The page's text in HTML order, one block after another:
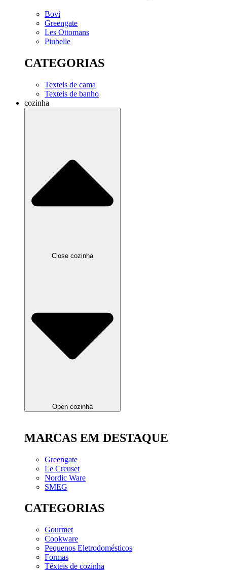
Bovi
Greengate
Les Ottomans
Piubelle
CATEGORIAS
Texteis de cama
Texteis de banho
cozinha
Close cozinha
Open cozinha
MARCAS EM DESTAQUE
Greengate
Le Creuset
Nordic Ware
SMEG
CATEGORIAS
Gourmet
Cookware
Pequenos Eletrodomésticos
Formas
Têxteis de cozinha